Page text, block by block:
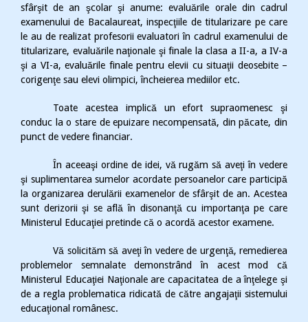
sfârşit de an şcolar şi anume: evaluările orale din cadrul
examenului de Bacalaureat, inspecţiile de titularizare pe care
le au de realizat profesorii evaluatori în cadrul examenului de
titularizare, evaluările naţionale şi finale la clasa a II-a, a IV-a
şi a VI-a, evaluările finale pentru elevii cu situaţii deosebite –
corigenţe sau elevi olimpici, încheierea mediilor etc.
Toate acestea implică un efort supraomenesc şi
conduc la o stare de epuizare necompensată, din păcate, din
punct de vedere financiar.
În aceeaşi ordine de idei, vă rugăm să aveţi în vedere
şi suplimentarea sumelor acordate persoanelor care participă
la organizarea derulării examenelor de sfârşit de an. Acestea
sunt derizorii şi se află în disonanţă cu importanţa pe care
Ministerul Educaţiei pretinde că o acordă acestor examene.
Vă solicităm să aveţi în vedere de urgenţă, remedierea
problemelor semnalate demonstrând în acest mod că
Ministerul Educaţiei Naţionale are capacitatea de a înţelege şi
de a regla problematica ridicată de către angajaţii sistemului
educaţional românesc.